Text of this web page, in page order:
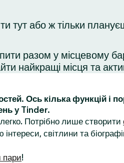
тут або ж тільки
разом у місцевому
найкращі місця та
Ось кілька функцій і
у Tinder.
Потрібно лише створити
світлини та
пари!